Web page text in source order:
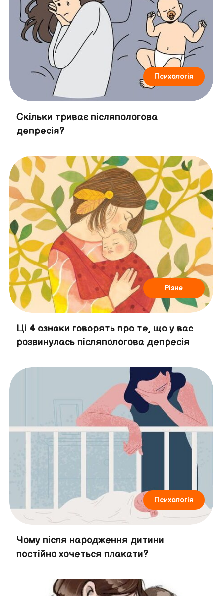
Психологія
Скільки триває післяпологова
депресія?
Різне
Ці 4 ознаки говорять про те, що у вас
розвинулась післяпологова депресія
Психологія
Чому після народження дитини
постійно хочеться плакати?